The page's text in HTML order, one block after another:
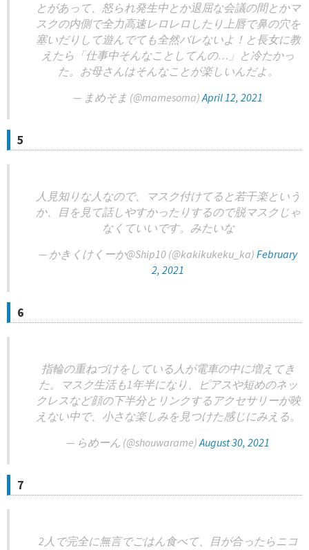
とがあって、怒られ発生中とか退屈な会議の間とかマ
スクの内側で全力高速レロレロしたり上唇で鼻の穴を
塞いだりして遊んでても全然バレないよ！と長女に教
えたら「仕事中そんなことしてんの…」と冷たかっ
た。お母さんはそんなことが楽しいんだよ。
— まめそま (@mamesoma)April 12, 2021
5
人見知りな人なので、マスク付けてると若干楽という
か、目を見て話しやすかったりするので脱マスクじゃ
なくていいです。みたいな
— かきくけくーか@Ship10 (@kakikukeku_ka) February
2, 2021
6
指輪の重ねづけをしている人が電車の中に増えてき
た。マスク生活も1年半になり、ピアスや短めのネッ
クレスなど顔の下半分とリンクするアクセサリーが映
えない中で、小さな楽しみを見つけた感じにみえる。
— らめーん (@shouwarame)August 30, 2021
7
2人で完全に無言でごはん食べて、目が合ったらニコ